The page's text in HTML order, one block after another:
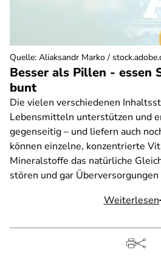
Besser als Pillen - essen
bunt
Die vielen verschiedenen
Lebensmitteln unterstützen und
gegenseitig – und liefern auch
können einzelne, konzentrierte
Mineralstoffe das natürliche
stören und gar
Weiterlesen
Quelle: Aliaksandr Marko /